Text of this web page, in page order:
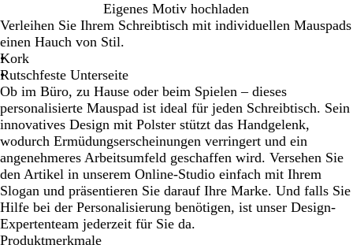
a
t
u
r
Eigenes Motiv hochladen
Verleihen Sie Ihrem Schreibtisch mit individuellen Mauspads
einen Hauch von Stil.
Kork
Rutschfeste Unterseite
Ob im Büro, zu Hause oder beim Spielen – dieses
personalisierte Mauspad ist ideal für jeden Schreibtisch. Sein
innovatives Design mit Polster stützt das Handgelenk,
wodurch Ermüdungserscheinungen verringert und ein
angenehmeres Arbeitsumfeld geschaffen wird. Versehen Sie
den Artikel in unserem Online-Studio einfach mit Ihrem
Slogan und präsentieren Sie darauf Ihre Marke. Und falls Sie
Hilfe bei der Personalisierung benötigen, ist unser Design-
Expertenteam jederzeit für Sie da.
Produktmerkmale